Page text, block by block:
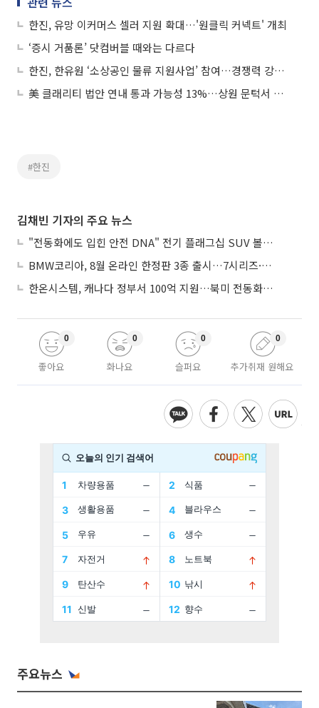
한진, 유망 이커머스 셀러 지원 확대…'원클릭 커넥트' 개최
‘증시 거품론’ 닷컴버블 때와는 다르다
한진, 한유원 ‘소상공인 물류 지원사업’ 참여…경쟁력 강화 돕는다
美 클래리티 법안 연내 통과 가능성 13%…상원 문턱서 제동
#한진
김채빈 기자의 주요 뉴스
"전동화에도 입힌 안전 DNA" 전기 플래그십 SUV 볼보 'EX90'
BMW코리아, 8월 온라인 한정판 3종 출시…7시리즈·X7·M340i 투어링
한온시스템, 캐나다 정부서 100억 지원…북미 전동화 시장 가속
좋아요
0
화나요
0
슬퍼요
0
추가취재 원해요
0
주요뉴스